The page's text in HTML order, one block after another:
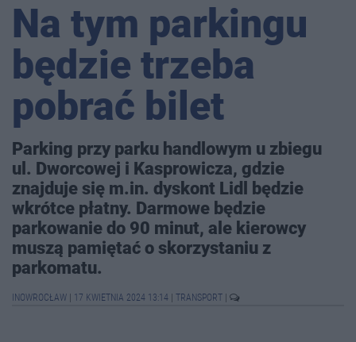
Na tym parkingu
będzie trzeba
pobrać bilet
Parking przy parku handlowym u zbiegu
ul. Dworcowej i Kasprowicza, gdzie
znajduje się m.in. dyskont Lidl będzie
wkrótce płatny. Darmowe będzie
parkowanie do 90 minut, ale kierowcy
muszą pamiętać o skorzystaniu z
parkomatu.
INOWROCŁAW 17 KWIETNIA 2024 13:14 TRANSPORT